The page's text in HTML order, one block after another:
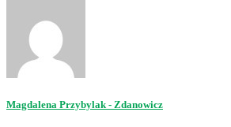
Magdalena Przybylak - Zdanowicz